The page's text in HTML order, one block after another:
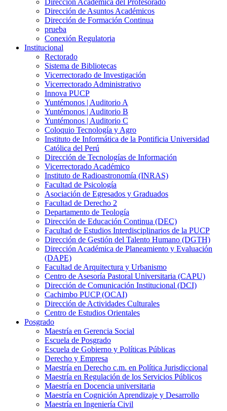
Dirección Académica del Profesorado
Dirección de Asuntos Académicos
Dirección de Formación Continua
prueba
Conexión Regulatoria
Institucional
Rectorado
Sistema de Bibliotecas
Vicerrectorado de Investigación
Vicerrectorado Administrativo
Innova PUCP
Yuntémonos | Auditorio A
Yuntémonos | Auditorio B
Yuntémonos | Auditorio C
Coloquio Tecnología y Agro
Instituto de Informática de la Pontificia Universidad
Católica del Perú
Dirección de Tecnologías de Información
Vicerrectorado Académico
Instituto de Radioastronomía (INRAS)
Facultad de Psicología
Asociación de Egresados y Graduados
Facultad de Derecho 2
Departamento de Teología
Dirección de Educación Continua (DEC)
Facultad de Estudios Interdisciplinarios de la PUCP
Dirección de Gestión del Talento Humano (DGTH)
Dirección Académica de Planeamiento y Evaluación
(DAPE)
Facultad de Arquitectura y Urbanismo
Centro de Asesoría Pastoral Universitaria (CAPU)
Dirección de Comunicación Institucional (DCI)
Cachimbo PUCP (OCAI)
Dirección de Actividades Culturales
Centro de Estudios Orientales
Posgrado
Maestría en Gerencia Social
Escuela de Posgrado
Escuela de Gobierno y Políticas Públicas
Derecho y Empresa
Maestría en Derecho c.m. en Política Jurisdiccional
Maestría en Regulación de los Servicios Públicos
Maestría en Docencia universitaria
Maestría en Cognición Aprendizaje y Desarrollo
Maestría en Ingeniería Civil